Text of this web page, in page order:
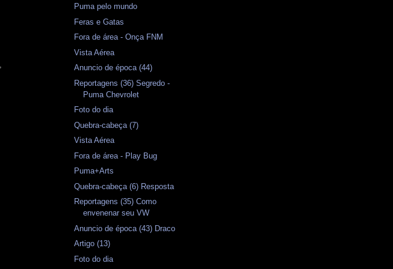
Puma pelo mundo
Feras e Gatas
Fora de área - Onça FNM
Vista Aérea
Anuncio de época (44)
Reportagens (36) Segredo -
Puma Chevrolet
Foto do dia
Quebra-cabeça (7)
Vista Aérea
Fora de área - Play Bug
Puma+Arts
Quebra-cabeça (6) Resposta
Reportagens (35) Como
envenenar seu VW
Anuncio de época (43) Draco
Artigo (13)
Foto do dia